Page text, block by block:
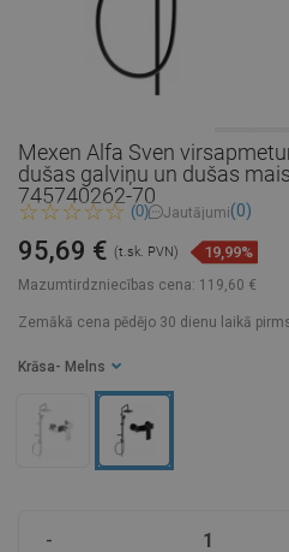
Mexen Alfa Sven
dušas galviņu un dušas
745740262-70
(0) Jautājumi(0)
Mazumtirdzniecības cena: 119,60 €
95,69 € (t.sk. PVN) 19,99%
Zemākā cena pēdējo 30 dienu laikā
Krāsa - Melns
-